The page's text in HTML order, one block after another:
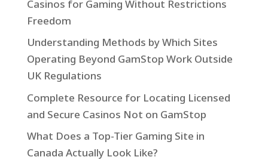
Casinos for Gaming Without Restrictions
Freedom
Understanding Methods by Which Sites
Operating Beyond GamStop Work Outside
UK Regulations
Complete Resource for Locating Licensed
and Secure Casinos Not on GamStop
What Does a Top-Tier Gaming Site in
Canada Actually Look Like?